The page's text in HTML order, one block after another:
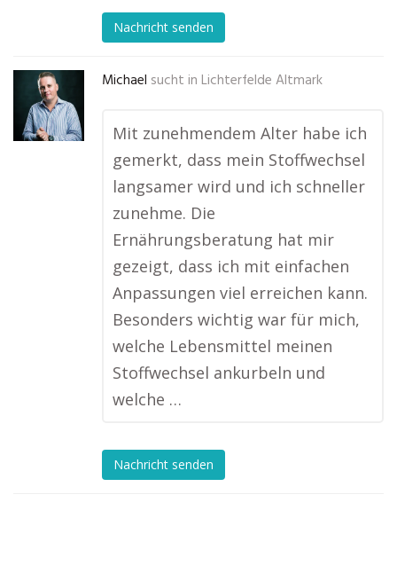
Nachricht senden
Michael sucht in Lichterfelde Altmark
Mit zunehmendem Alter habe ich
gemerkt, dass mein Stoffwechsel
langsamer wird und ich schneller
zunehme. Die
Ernährungsberatung hat mir
gezeigt, dass ich mit einfachen
Anpassungen viel erreichen kann.
Besonders wichtig war für mich,
welche Lebensmittel meinen
Stoffwechsel ankurbeln und
welche …
Nachricht senden